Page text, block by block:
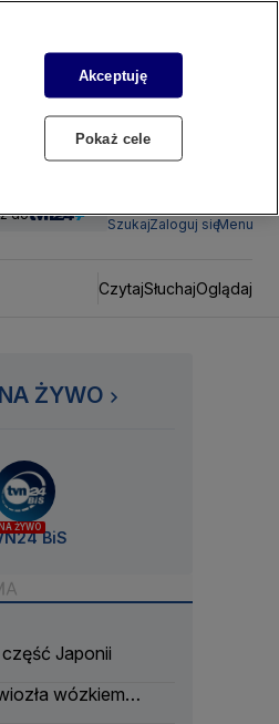
do
SzukajZaloguj sięMenu
CzytajSłuchajOglądaj
ŻYWO
NA ŻYWO
BiS
Japonii
wózkiem
Akceptuję
Pokaż cele